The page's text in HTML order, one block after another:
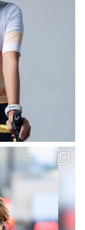
ィック ｜ 研整カイロプラ
仙台 整体
｜ 研整カ